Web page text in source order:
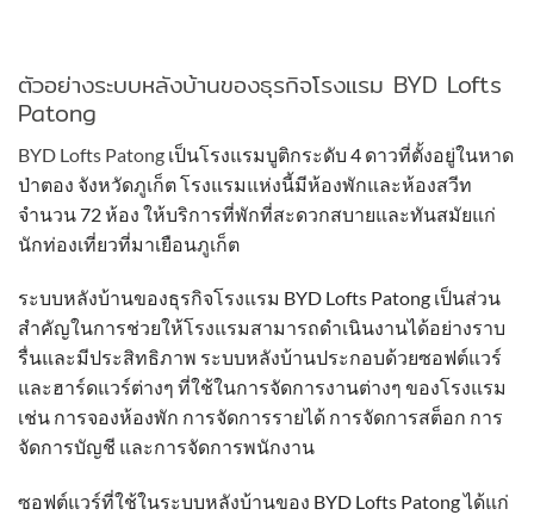
ตัวอย่างระบบหลังบ้านของธุรกิจโรงแรม BYD Lofts
Patong
BYD Lofts Patong เป็นโรงแรมบูติกระดับ 4 ดาวที่ตั้งอยู่ในหาด
ป่าตอง จังหวัดภูเก็ต โรงแรมแห่งนี้มีห้องพักและห้องสวีท
จำนวน 72 ห้อง ให้บริการที่พักที่สะดวกสบายและทันสมัยแก่
นักท่องเที่ยวที่มาเยือนภูเก็ต
ระบบหลังบ้านของธุรกิจโรงแรม BYD Lofts Patong เป็นส่วน
สำคัญในการช่วยให้โรงแรมสามารถดำเนินงานได้อย่างราบ
รื่นและมีประสิทธิภาพ ระบบหลังบ้านประกอบด้วยซอฟต์แวร์
และฮาร์ดแวร์ต่างๆ ที่ใช้ในการจัดการงานต่างๆ ของโรงแรม
เช่น การจองห้องพัก การจัดการรายได้ การจัดการสต็อก การ
จัดการบัญชี และการจัดการพนักงาน
ซอฟต์แวร์ที่ใช้ในระบบหลังบ้านของ BYD Lofts Patong ได้แก่